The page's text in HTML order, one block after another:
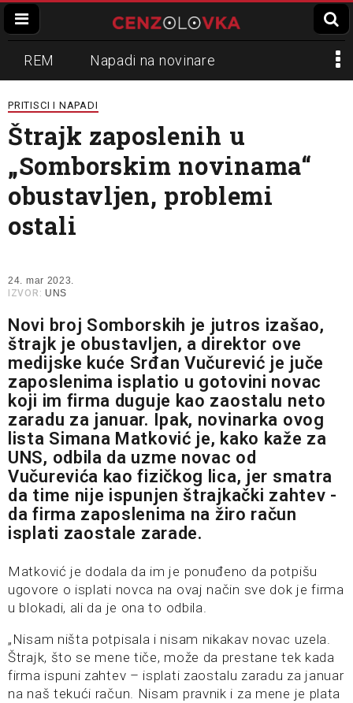
REM Napadi na novinare
Zvučni top
Propaganda Lokalni mediji
Informer Slavko Ćuruvija
PRITISCI I NAPADI
Štrajk zaposlenih u
„Somborskim novinama“
obustavljen, problemi
ostali
24. mar 2023.
IZVOR: UNS
Novi broj Somborskih je jutros izašao,
štrajk je obustavljen, a direktor ove
medijske kuće Srđan Vučurević je juče
zaposlenima isplatio u gotovini novac
koji im firma duguje kao zaostalu neto
zaradu za januar. Ipak, novinarka ovog
lista Simana Matković je, kako kaže za
UNS, odbila da uzme novac od
Vučurevića kao fizičkog lica, jer smatra
da time nije ispunjen štrajkački zahtev -
da firma zaposlenima na žiro račun
isplati zaostale zarade.
Matković je dodala da im je ponuđeno da potpišu
ugovore o isplati novca na ovaj način sve dok je firma
u blokadi, ali da je ona to odbila.
„Nisam ništa potpisala i nisam nikakav novac uzela.
Štrajk, što se mene tiče, može da prestane tek kada
firma ispuni zahtev – isplati zaostalu zaradu za januar
na naš tekući račun. Nisam pravnik i za mene je plata